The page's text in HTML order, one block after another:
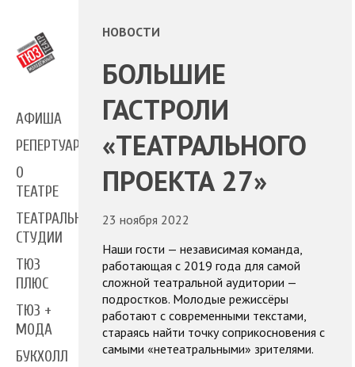
АФИША
РЕПЕРТУАР
О
ТЕАТРЕ
ТЕАТРАЛЬНЫЕ
СТУДИИ
ТЮЗ
ПЛЮС
ТЮЗ +
МОДА
БУКХОЛЛ
НОВОСТИ
БОЛЬШИЕ
ГАСТРОЛИ
«ТЕАТРАЛЬНОГО
ПРОЕКТА 27»
23 ноября 2022
Наши гости — независимая команда,
работающая с 2019 года для самой
сложной театральной аудитории —
подростков. Молодые режиссёры
работают с современными текстами,
стараясь найти точку соприкосновения с
самыми «нетеатральными» зрителями.